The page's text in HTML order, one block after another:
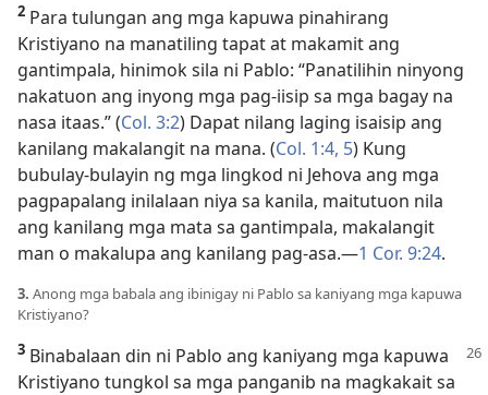
2 Para tulungan ang mga kapuwa pinahirang
Kristiyano na manatiling tapat at makamit ang
gantimpala, hinimok sila ni Pablo: “Panatilihin ninyong
nakatuon ang inyong mga pag-iisip sa mga bagay na
nasa itaas.” (Col. 3:2) Dapat nilang laging isaisip ang
kanilang makalangit na mana. (Col. 1:4, 5) Kung
bubulay-bulayin ng mga lingkod ni Jehova ang mga
pagpapalang inilalaan niya sa kanila, maitutuon nila
ang kanilang mga mata sa gantimpala, makalangit
man o makalupa ang kanilang pag-asa.—1 Cor. 9:24.
3. Anong mga babala ang ibinigay ni Pablo sa kaniyang mga kapuwa
Kristiyano?
3 Binabalaan din ni Pablo ang kaniyang mga kapuwa
Kristiyano tungkol sa mga panganib na magkakait sa